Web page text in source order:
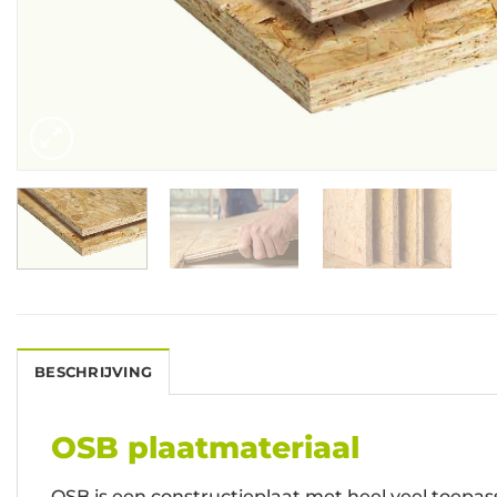
BESCHRIJVING
OSB plaatmateriaal